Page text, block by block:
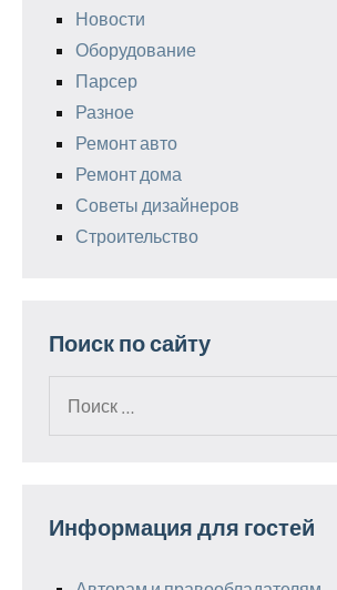
Новости
Оборудование
Парсер
Разное
Ремонт авто
Ремонт дома
Советы дизайнеров
Строительство
Поиск по сайту
Информация для гостей